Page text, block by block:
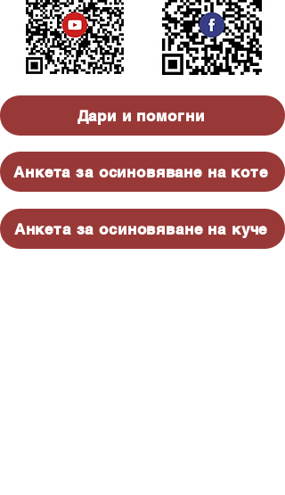
Дари и помогни
Анкета за осиновяване на коте
Анкета за осиновяване на куче